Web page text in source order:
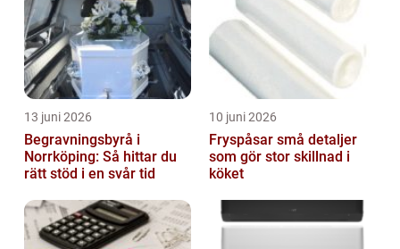
13 juni 2026
Begravningsbyrå i
Norrköping: Så hittar du
rätt stöd i en svår tid
10 juni 2026
Fryspåsar små detaljer
som gör stor skillnad i
köket